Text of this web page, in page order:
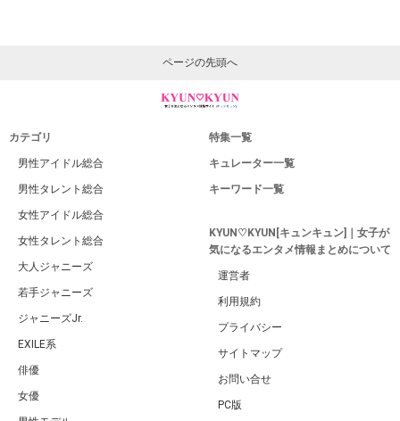
ページの先頭へ
カテゴリ
男性アイドル総合
男性タレント総合
女性アイドル総合
女性タレント総合
大人ジャニーズ
若手ジャニーズ
ジャニーズJr.
EXILE系
俳優
女優
特集一覧
キュレーター一覧
キーワード一覧
KYUN♡KYUN[キュンキュン]｜女子が
気になるエンタメ情報まとめについて
運営者
利用規約
プライバシー
サイトマップ
お問い合せ
PC版